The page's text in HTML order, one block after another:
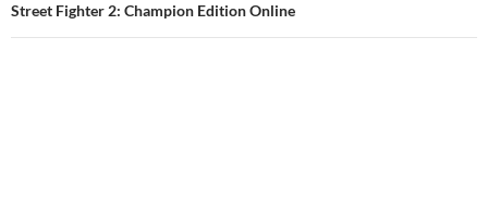
Street Fighter 2: Champion Edition Online